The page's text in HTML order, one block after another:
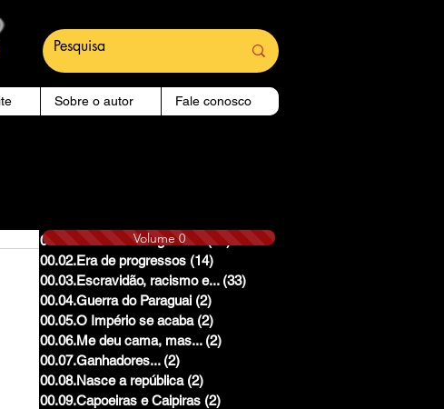
Sobre o autor Fale conosco
00.01.Reinado e Regencias
14 posts
00.02.Era de progressos (14)
00.03.Escravidão, racismo e... (33)
00.04.Guerra do Paraguai (2)
00.05.O Império se acaba (2)
00.06.Me deu cama, mas... (2)
00.07.Ganhadores... (2)
00.08.Nasce a república (2)
00.09.Capoeiras e Caipiras (2)
Volume 0